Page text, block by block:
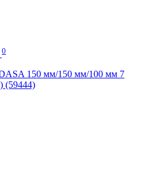
0